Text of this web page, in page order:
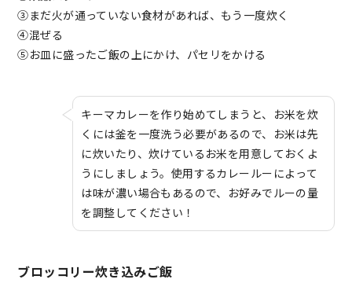
③まだ火が通っていない食材があれば、もう一度炊く
④混ぜる
⑤お皿に盛ったご飯の上にかけ、パセリをかける
キーマカレーを作り始めてしまうと、お米を炊
くには釜を一度洗う必要があるので、お米は先
に炊いたり、炊けているお米を用意しておくよ
うにしましょう。使用するカレールーによって
は味が濃い場合もあるので、お好みでルーの量
を調整してください！
ブロッコリー炊き込みご飯